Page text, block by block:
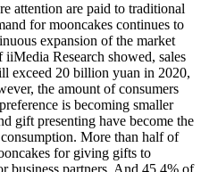
are paid to traditional
for mooncakes continues to
expansion of the market
Research showed, sales
exceed 20 billion yuan in 2020,
the amount of consumers
is becoming smaller
gift presenting have become the
More than half of
for giving gifts to